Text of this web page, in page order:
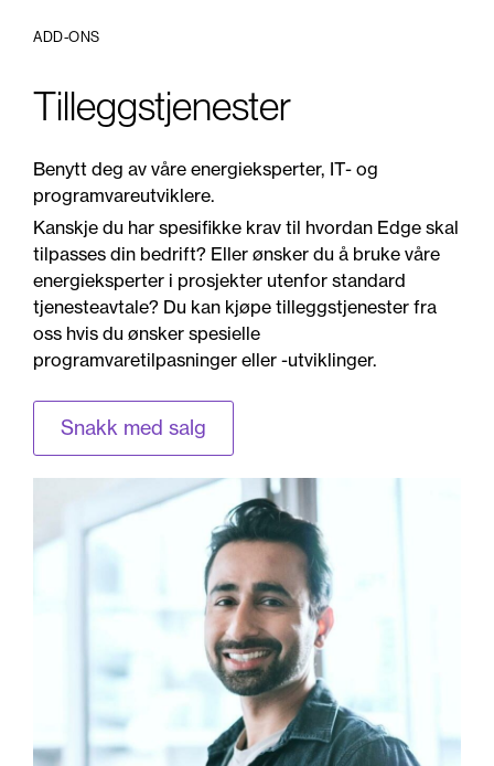
ADD-ONS
Tilleggstjenester
Benytt deg av våre energieksperter, IT- og
programvareutviklere.
Kanskje du har spesifikke krav til hvordan Edge skal
tilpasses din bedrift? Eller ønsker du å bruke våre
energieksperter i prosjekter utenfor standard
tjenesteavtale? Du kan kjøpe tilleggstjenester fra
oss hvis du ønsker spesielle
programvaretilpasninger eller -utviklinger.
Snakk med salg